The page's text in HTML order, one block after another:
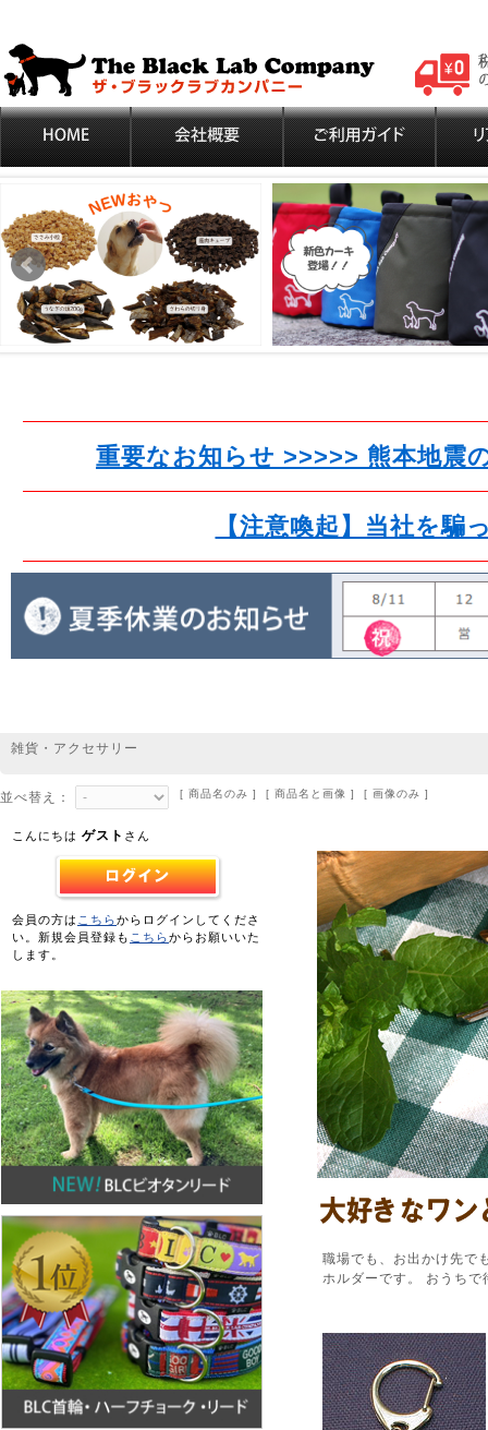
重要なお知らせ >>>>> 熊本地震
【注意喚起】当社を
雑貨・アクセサリー
並べ替え： [ 商品名のみ ] [ 商品名と画像 ] [ 画像のみ ]
職場でも、お出かけ先で
ホルダーです。 おうち
こんにちは ゲスト さん
会員の方は こちらからログインしてくださ
い。新規会員登録も こちらからお願いいた
します。